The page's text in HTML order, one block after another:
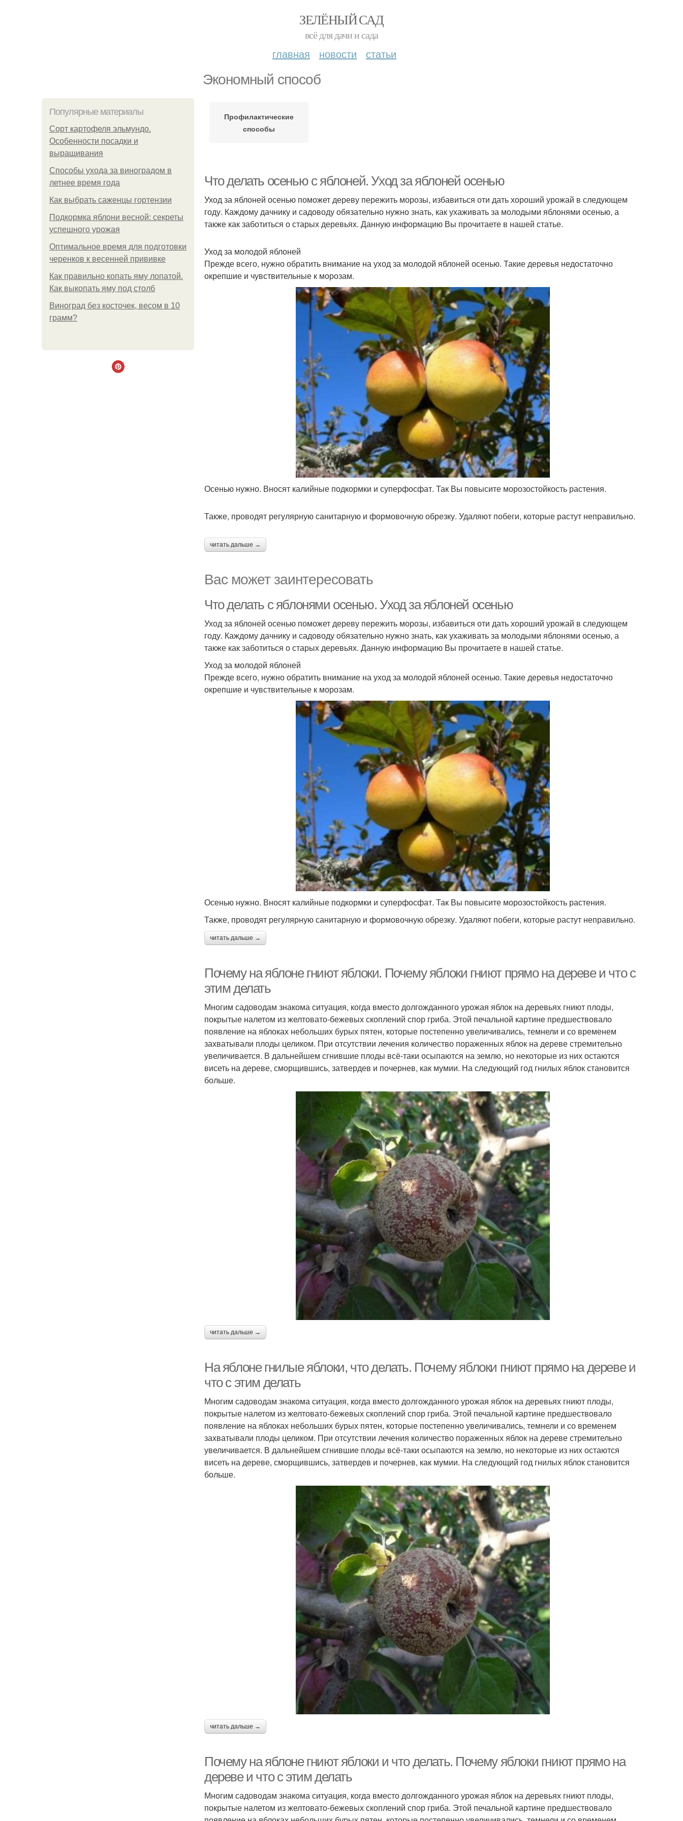
ЗЕЛЁНЫЙ САД
всё для дачи и сада
главная новости статьи
Экономный способ
Популярные материалы
Сорт картофеля эльмундо.
Особенности посадки и
выращивания
Способы ухода за виноградом в
летнее время года
Как выбрать саженцы гортензии
Подкормка яблони весной: секреты
успешного урожая
Оптимальное время для подготовки
черенков к весенней прививке
Как правильно копать яму лопатой.
Как выкопать яму под столб
Виноград без косточек, весом в 10
грамм?
Профилактические
способы
Что делать осенью с яблоней. Уход за яблоней осенью
Уход за яблоней осенью поможет дереву пережить морозы, избавиться оти дать хороший урожай в следующем
году. Каждому дачнику и садоводу обязательно нужно знать, как ухаживать за молодыми яблонями осенью, а
также как заботиться о старых деревьях. Данную информацию Вы прочитаете в нашей статье.
Уход за молодой яблоней
Прежде всего, нужно обратить внимание на уход за молодой яблоней осенью. Такие деревья недостаточно
окрепшие и чувствительные к морозам.
Осенью нужно. Вносят калийные подкормки и суперфосфат. Так Вы повысите морозостойкость растения.
Также, проводят регулярную санитарную и формовочную обрезку. Удаляют побеги, которые растут неправильно.
читать дальше →
Вас может заинтересовать
Что делать с яблонями осенью. Уход за яблоней осенью
Уход за яблоней осенью поможет дереву пережить морозы, избавиться оти дать хороший урожай в следующем
году. Каждому дачнику и садоводу обязательно нужно знать, как ухаживать за молодыми яблонями осенью, а
также как заботиться о старых деревьях. Данную информацию Вы прочитаете в нашей статье.
Уход за молодой яблоней
Прежде всего, нужно обратить внимание на уход за молодой яблоней осенью. Такие деревья недостаточно
окрепшие и чувствительные к морозам.
Осенью нужно. Вносят калийные подкормки и суперфосфат. Так Вы повысите морозостойкость растения.
Также, проводят регулярную санитарную и формовочную обрезку. Удаляют побеги, которые растут неправильно.
читать дальше →
Почему на яблоне гниют яблоки. Почему яблоки гниют прямо на дереве и что с
этим делать
Многим садоводам знакома ситуация, когда вместо долгожданного урожая яблок на деревьях гниют плоды,
покрытые налетом из желтовато-бежевых скоплений спор гриба. Этой печальной картине предшествовало
появление на яблоках небольших бурых пятен, которые постепенно увеличивались, темнели и со временем
захватывали плоды целиком. При отсутствии лечения количество пораженных яблок на дереве стремительно
увеличивается. В дальнейшем сгнившие плоды всё-таки осыпаются на землю, но некоторые из них остаются
висеть на дереве, сморщившись, затвердев и почернев, как мумии. На следующий год гнилых яблок становится
больше.
читать дальше →
На яблоне гнилые яблоки, что делать. Почему яблоки гниют прямо на дереве и
что с этим делать
Многим садоводам знакома ситуация, когда вместо долгожданного урожая яблок на деревьях гниют плоды,
покрытые налетом из желтовато-бежевых скоплений спор гриба. Этой печальной картине предшествовало
появление на яблоках небольших бурых пятен, которые постепенно увеличивались, темнели и со временем
захватывали плоды целиком. При отсутствии лечения количество пораженных яблок на дереве стремительно
увеличивается. В дальнейшем сгнившие плоды всё-таки осыпаются на землю, но некоторые из них остаются
висеть на дереве, сморщившись, затвердев и почернев, как мумии. На следующий год гнилых яблок становится
больше.
читать дальше →
Почему на яблоне гниют яблоки и что делать. Почему яблоки гниют прямо на
дереве и что с этим делать
Многим садоводам знакома ситуация, когда вместо долгожданного урожая яблок на деревьях гниют плоды,
покрытые налетом из желтовато-бежевых скоплений спор гриба. Этой печальной картине предшествовало